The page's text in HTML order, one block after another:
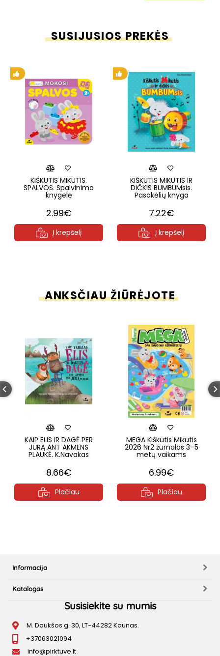
SUSIJUSIOS PREKĖS
KIŠKUTIS MIKUTIS.
SPALVOS. Spalvinimo
knygelė
2.99€
Į krepšelį
KIŠKUTIS MIKUTIS IR
DIČKIS BUMBUMsis.
Pasakėlių knyga
7.22€
Į krepšelį
ANKSČIAU ŽIŪRĖJOTE
KAIP ELIS IR DAGĖ PER
JŪRĄ ANT AKMENS
PLAUKĖ. K.Navakas
8.66€
Plačiau
MEGA Kiškutis Mikutis
2026 Nr2 žurnalas 3–5
metų vaikams
6.99€
Plačiau
Informacija
Katalogas
Susisiekite su mumis
M. Daukšos g. 30, LT-44282 Kaunas.
+37063021094
info@pirktuve.lt